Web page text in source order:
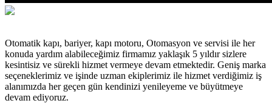
Otomatik kapı, bariyer, kapı motoru, Otomasyon ve servisi ile her
konuda yardım alabileceğimiz firmamız yaklaşık 5 yıldır sizlere
kesintisiz ve sürekli hizmet vermeye devam etmektedir. Geniş marka
seçeneklerimiz ve işinde uzman ekiplerimiz ile hizmet verdiğimiz iş
alanımızda her geçen gün kendinizi yenileyeme ve büyütmeye
devam ediyoruz.